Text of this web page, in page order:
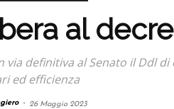
al
via definitiva al Senato il Ddl
ed efficienza
- 26 Maggio 2023